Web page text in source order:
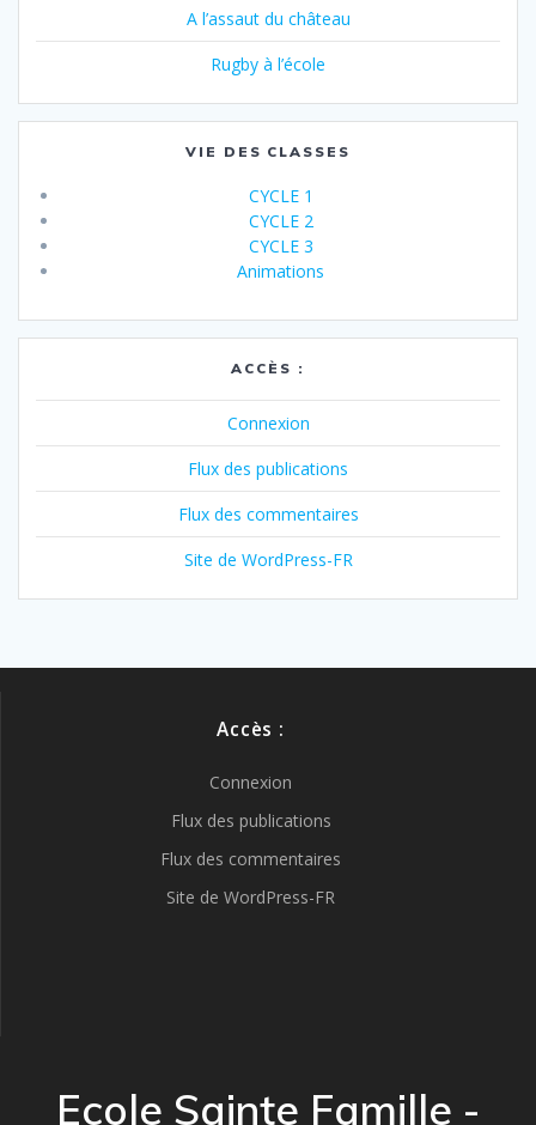
A l’assaut du château
Rugby à l’école
VIE DES CLASSES
CYCLE 1
CYCLE 2
CYCLE 3
Animations
ACCÈS :
Connexion
Flux des publications
Flux des commentaires
Site de WordPress-FR
Accès :
Connexion
Flux des publications
Flux des commentaires
Site de WordPress-FR
Ecole Sainte Famille -